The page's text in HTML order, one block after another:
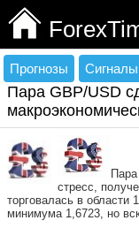
Прогнозы Сигналы
Пара GBP/USD
стресс,
торговалась в
минимума 1,6723, но